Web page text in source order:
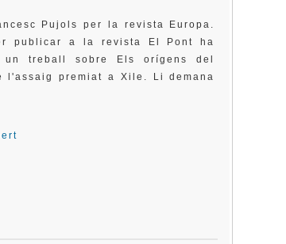
Pujols per la revista Europa.
publicar a la revista El Pont ha
treball sobre Els orígens del
premiat a Xile. Li demana